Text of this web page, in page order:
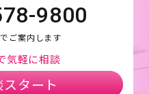
9800
ご案内します
気軽に相談
タート